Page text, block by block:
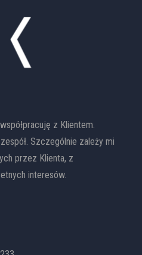
z Klientem.
Szczególnie zależy mi
przez Klienta, z
interesów.